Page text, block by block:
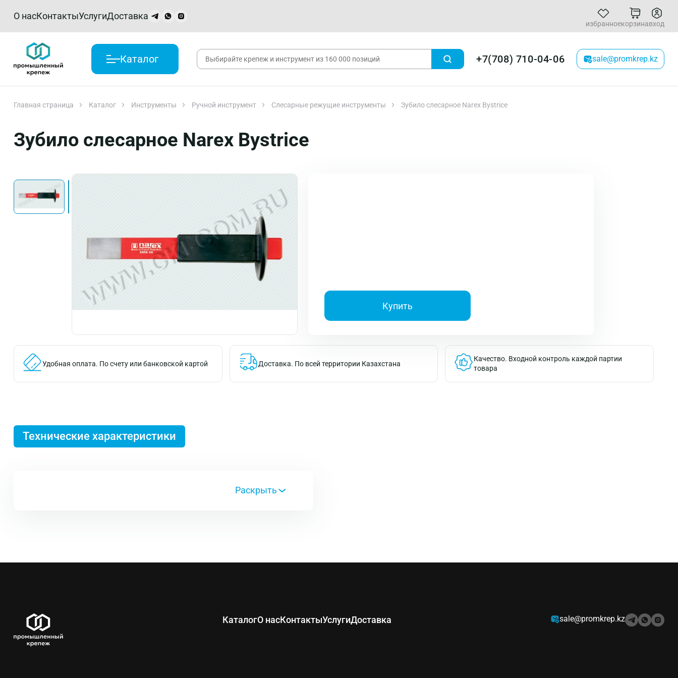
О насКонтактыУслугиДоставка
избранноекорзинавход
Каталог +7(708) 710-04-06 sale@promkrep.kz
Главная страница Каталог Инструменты Ручной инструмент Слесарные режущие инструменты Зубило слесарное Narex Bystrice
Зубило слесарное Narex Bystrice
Купить
Удобная оплата. По счету или банковской картой Доставка. По всей территории Казахстана
Качество. Входной контроль каждой партии
товара
Технические характеристики
КаталогО насКонтактыУслугиДоставка sale@promkrep.kz